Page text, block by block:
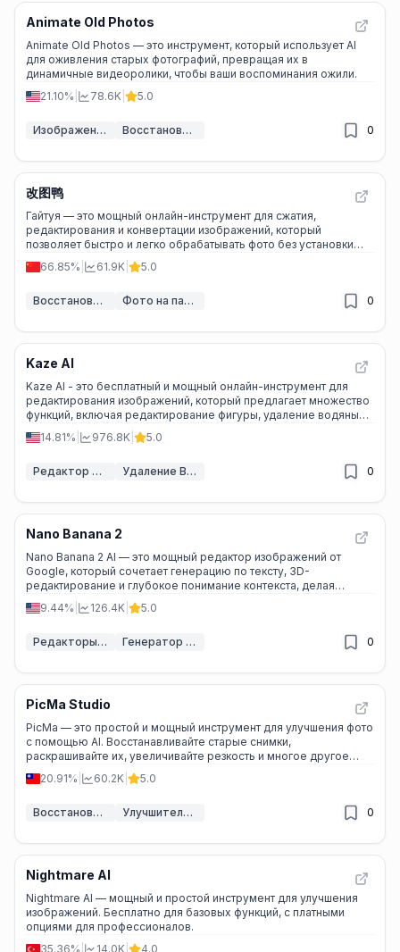
Animate Old Photos
Animate Old Photos — это инструмент, который использует AI
для оживления старых фотографий, превращая их в
динамичные видеоролики, чтобы ваши воспоминания ожили.
21.10%
78.6K 5.0
Изображение в Видео Восстановление фотографий с помощью ИИ 0
改图鸭
Гайтуя — это мощный онлайн-инструмент для сжатия,
редактирования и конвертации изображений, который
позволяет быстро и легко обрабатывать фото без установки
дополнительных программ.
66.85% 61.9K 5.0
Восстановление фотографий с помощью ИИ Фото на паспорт ИИ 0
Kaze AI
Kaze AI - это бесплатный и мощный онлайн-инструмент для
редактирования изображений, который предлагает множество
функций, включая редактирование фигуры, удаление водяных
знаков и создание видео.
14.81% 976.8K 5.0
Редактор фото ИИ Удаление Водяного Знака ИИ 0
Nano Banana 2
Nano Banana 2 AI — это мощный редактор изображений от
Google, который сочетает генерацию по тексту, 3D-
редактирование и глубокое понимание контекста, делая
сложные задачи простыми.
9.44% 126.4K 5.0
Редакторы изображений ИИ Генератор изображений ИИ 0
PicMa Studio
PicMa — это простой и мощный инструмент для улучшения фото
с помощью AI. Восстанавливайте старые снимки,
раскрашивайте их, увеличивайте резкость и многое другое
всего в пару кликов!
20.91% 60.2K 5.0
Восстановление фотографий с помощью ИИ Улучшитель изображений ИИ 0
Nightmare AI
Nightmare AI — мощный и простой инструмент для улучшения
изображений. Бесплатно для базовых функций, с платными
опциями для профессионалов.
35.36%
14.0K 4.0